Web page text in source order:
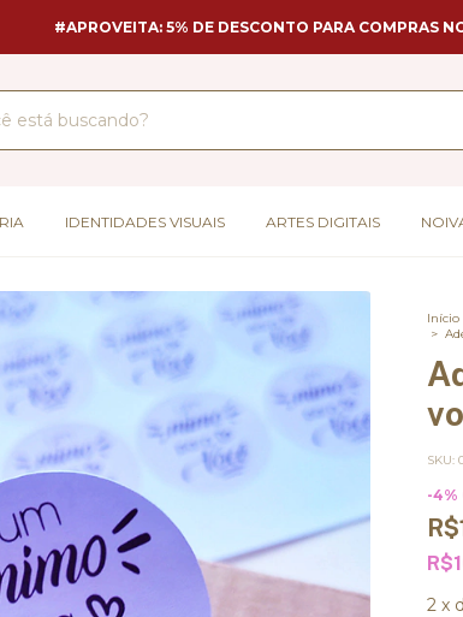
#APROVEITA: 5% DE DESCONTO PARA COMPRAS
IDENTIDADES VISUAIS ARTES DIGITAIS
Início
>
SKU:
-4%
2 x